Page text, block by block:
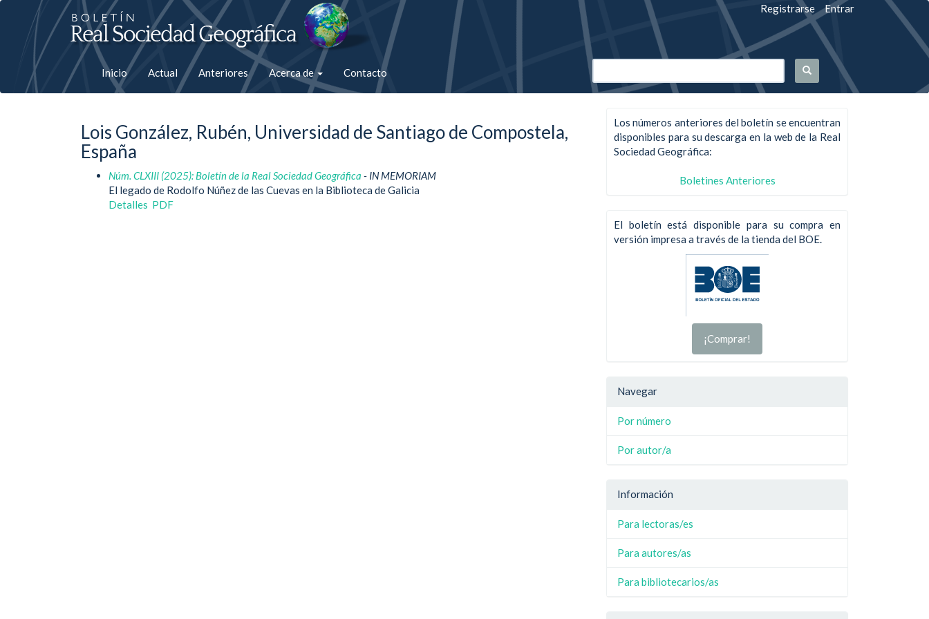
Salto
rápiso
la
Registrarse Entrar
Inicio Actual Anteriores Acerca de Contacto
Lois González, Rubén, Universidad de Santiago de Compostela,
España
Núm. CLXIII (2025): Boletín de la Real Sociedad Geográfica - IN MEMORIAM
El legado de Rodolfo Núñez de las Cuevas en la Biblioteca de Galicia
Detalles PDF
Los números anteriores del boletín se encuentran
disponibles para su descarga en la web de la Real
Sociedad Geográfica:
Boletines Anteriores
El boletín está disponible para su compra en
versión impresa a través de la tienda del BOE.
¡Comprar!
Navegar
Por número
Por autor/a
Información
Para lectoras/es
Para autores/as
Para bibliotecarios/as